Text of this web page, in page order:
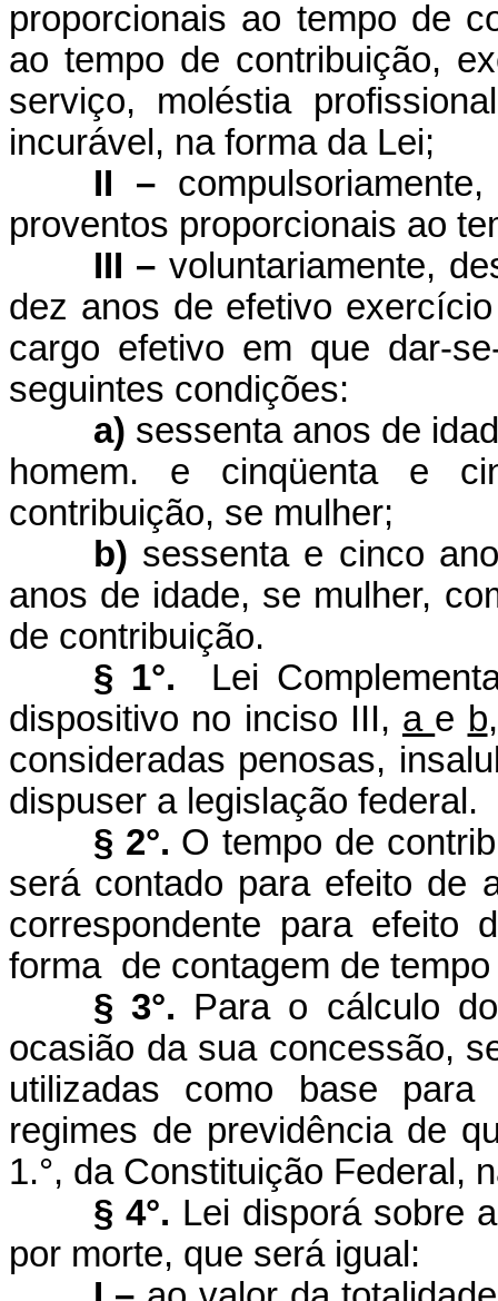
proporcionais ao tempo de
ao tempo de contribuição,
serviço, moléstia
incurável, na forma da Lei;
II –
proventos proporcionais ao
III –voluntariamente,
dez anos de efetivo
cargo efetivo em que dar-
seguintes condições:
a) sessenta anos de
homem. e cinqüenta e
contribuição, se mulher;
b) sessenta e cinco
anos de idade, se mulher,
de contribuição.
§ 1°.
Lei
dispositivo no inciso III, a e b
consideradas penosas,
dispuser a legislação federal.
§ 2°. O tempo de
será contado para efeito de
correspondente para efeito
forma de contagem de
§ 3°. Para o cálculo
ocasião da sua concessão,
utilizadas como base
regimes de previdência de
1.°, da Constituição Federal,
§ 4°. Lei disporá sobre
por morte, que será igual: